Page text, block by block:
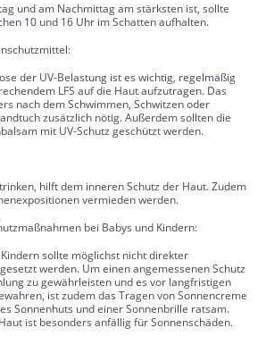
und am Nachmittag am stärksten ist, sollte
10 und 16 Uhr im Schatten aufhalten.
der UV-Belastung ist es wichtig, regelmäßig
LFS auf die Haut aufzutragen. Das
nach dem Schwimmen, Schwitzen oder
zusätzlich nötig. Außerdem sollten die
mit UV-Schutz geschützt werden.
hilft dem inneren Schutz der Haut. Zudem
vermieden werden.
bei Babys und Kindern:
sollte möglichst nicht direkter
werden. Um einen angemessenen Schutz
zu gewährleisten und es vor langfristigen
ist zudem das Tragen von Sonnencreme
Sonnenhuts und einer Sonnenbrille ratsam.
ist besonders anfällig für Sonnenschäden.